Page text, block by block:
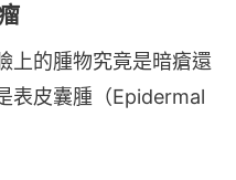
上的腫物究竟是暗瘡還
表皮囊腫（Epidermal